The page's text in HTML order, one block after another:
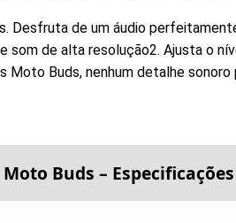
Desfruta de um áudio
de alta resolução2. Ajusta o
Buds, nenhum detalhe sonoro
Moto Buds – Especificações